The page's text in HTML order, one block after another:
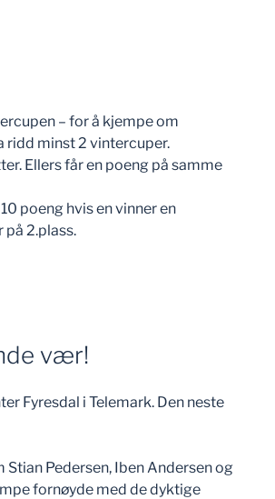
– for å kjempe om
ridd minst 2 vintercuper.
Ellers får en poeng på samme
poeng hvis en vinner en
2.plass.
vær!
Fyresdal i Telemark. Den neste
Pedersen, Iben Andersen og
fornøyde med de dyktige